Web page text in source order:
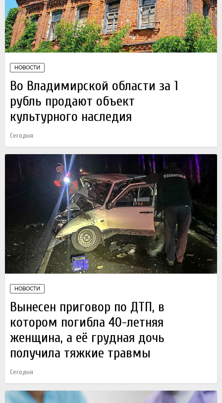
НОВОСТИ
Во Владимирской области за 1
рубль продают объект
культурного наследия
Сегодня
НОВОСТИ
Вынесен приговор по ДТП, в
котором погибла 40-летняя
женщина, а её грудная дочь
получила тяжкие травмы
Сегодня